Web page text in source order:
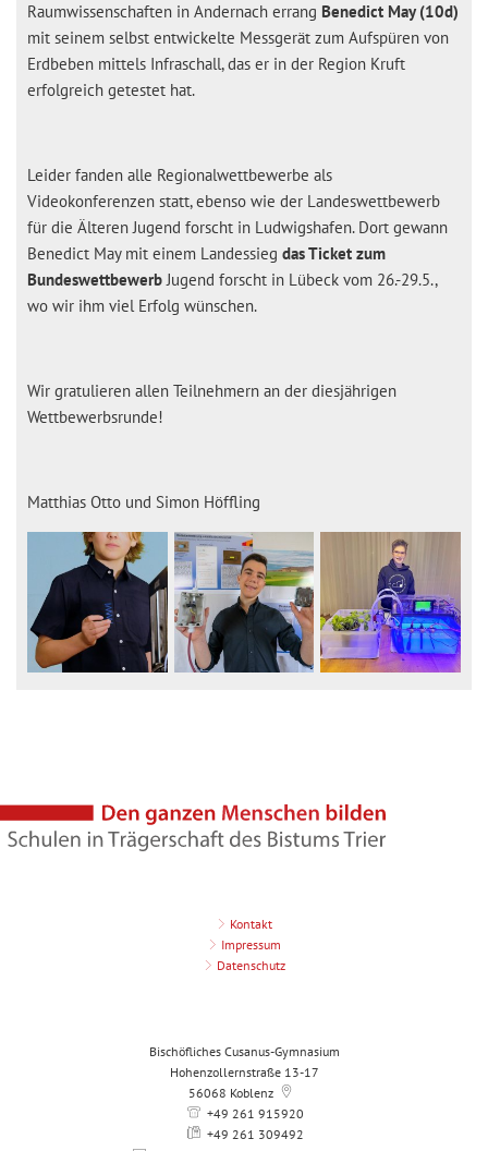
Raumwissenschaften in Andernach errang Benedict May (10d)
mit seinem selbst entwickelte Messgerät zum Aufspüren von
Erdbeben mittels Infraschall, das er in der Region Kruft
erfolgreich getestet hat.
Leider fanden alle Regionalwettbewerbe als
Videokonferenzen statt, ebenso wie der Landeswettbewerb
für die Älteren Jugend forscht in Ludwigshafen. Dort gewann
Benedict May mit einem Landessieg das Ticket zum
BundeswettbewerbJugend forscht in Lübeck vom 26.-29.5.,
wo wir ihm viel Erfolg wünschen.
Wir gratulieren allen Teilnehmern an der diesjährigen
Wettbewerbsrunde!
Matthias Otto und Simon Höffling
Kontakt
Impressum
Datenschutz
Bischöfliches Cusanus-Gymnasium
Hohenzollernstraße 13-17
56068 Koblenz
+49 261 915920
+49 261 309492